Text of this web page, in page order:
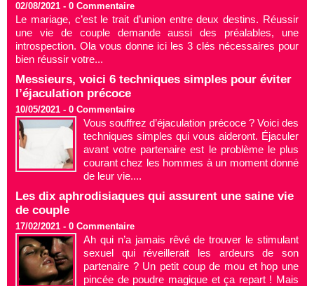
02/08/2021 - 0 Commentaire
Le mariage, c’est le trait d’union entre deux destins. Réussir
une vie de couple demande aussi des préalables, une
introspection. Ola vous donne ici les 3 clés nécessaires pour
bien réussir votre...
Messieurs, voici 6 techniques simples pour éviter
l’éjaculation précoce
10/05/2021 - 0 Commentaire
Vous souffrez d’éjaculation précoce ? Voici des
techniques simples qui vous aideront. Éjaculer
avant votre partenaire est le problème le plus
courant chez les hommes à un moment donné
de leur vie....
Les dix aphrodisiaques qui assurent une saine vie
de couple
17/02/2021 - 0 Commentaire
Ah qui n’a jamais rêvé de trouver le stimulant
sexuel qui réveillerait les ardeurs de son
partenaire ? Un petit coup de mou et hop une
pincée de poudre magique et ça repart ! Mais